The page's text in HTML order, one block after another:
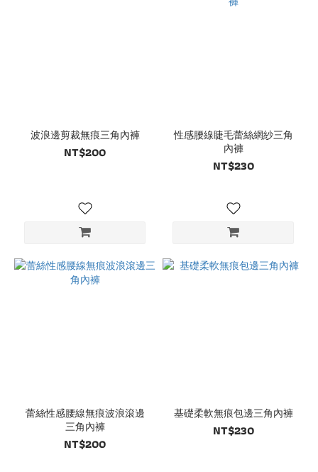
波浪邊剪裁無痕三角內褲
NT$200
性感腰線睫毛蕾絲網紗三角
內褲
NT$230
蕾絲性感腰線無痕波浪滾邊
三角內褲
NT$200
基礎柔軟無痕包邊三角內褲
NT$230